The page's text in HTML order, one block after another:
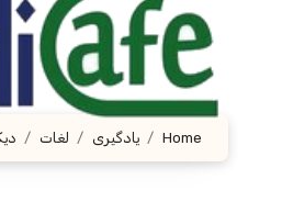
Home یادگیری لغات